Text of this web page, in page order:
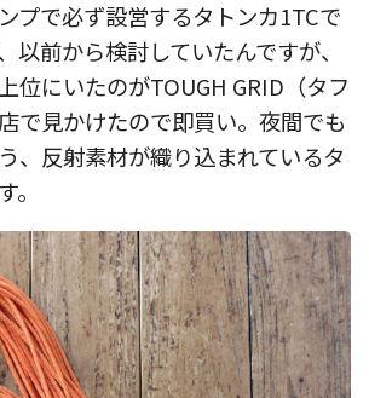
プで必ず設営するタトンカ1TCで
以前から検討していたんですが、
位にいたのがTOUGH GRID（タフ
で見かけたので即買い。夜間でも
、反射素材が織り込まれているタ